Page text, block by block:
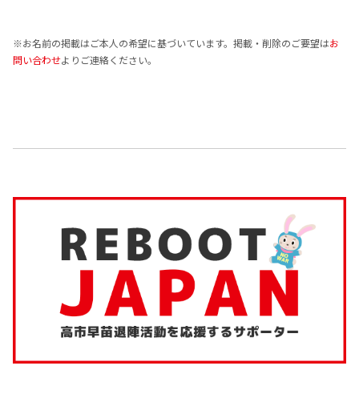
※お名前の掲載はご本人の希望に基づいています。掲載・削除のご要望はお
問い合わせよりご連絡ください。